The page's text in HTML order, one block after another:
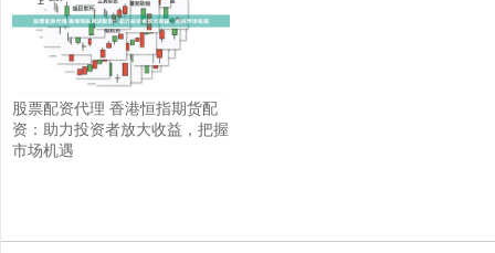
股票配资代理 香港恒指期货配
资：助力投资者放大收益，把握
市场机遇